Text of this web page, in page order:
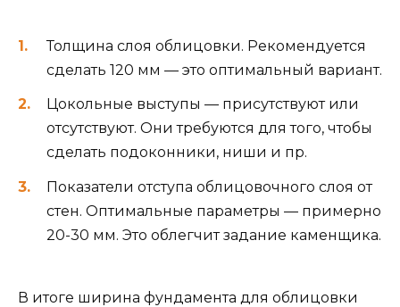
Толщина слоя облицовки. Рекомендуется
сделать 120 мм — это оптимальный вариант.
Цокольные выступы — присутствуют или
отсутствуют. Они требуются для того, чтобы
сделать подоконники, ниши и пр.
Показатели отступа облицовочного слоя от
стен. Оптимальные параметры — примерно
20-30 мм. Это облегчит задание каменщика.
В итоге ширина фундамента для облицовки